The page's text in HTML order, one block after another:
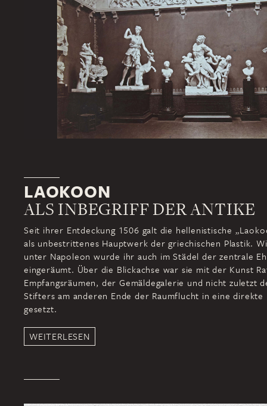
LAOKOON
ALS INBEGRIFF DER ANTIKE
Seit ihrer Entdeckung 1506 galt die hellenistische
als unbestrittenes Hauptwerk der griechischen Plastik.
unter Napoleon wurde ihr auch im Städel der zentrale
eingeräumt. Über die Blickachse war sie mit der Kunst
Empfangsräumen, der Gemäldegalerie und nicht zuletzt
Stifters am anderen Ende der Raumflucht in eine direkte
gesetzt.
WEITERLESEN